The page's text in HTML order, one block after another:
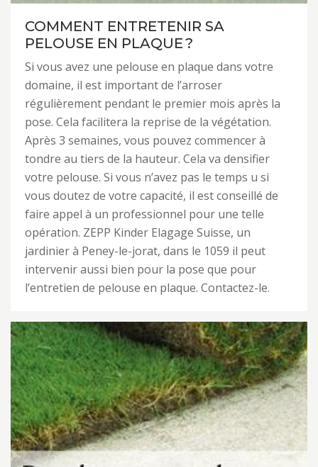
COMMENT ENTRETENIR SA
PELOUSE EN PLAQUE ?
Si vous avez une pelouse en plaque dans votre
domaine, il est important de l’arroser
régulièrement pendant le premier mois après la
pose. Cela facilitera la reprise de la végétation.
Après 3 semaines, vous pouvez commencer à
tondre au tiers de la hauteur. Cela va densifier
votre pelouse. Si vous n’avez pas le temps u si
vous doutez de votre capacité, il est conseillé de
faire appel à un professionnel pour une telle
opération. ZEPP Kinder Elagage Suisse, un
jardinier à Peney-le-jorat, dans le 1059 il peut
intervenir aussi bien pour la pose que pour
l’entretien de pelouse en plaque. Contactez-le.